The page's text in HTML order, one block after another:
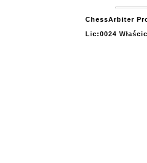
ChessArbiter
Lic:0024